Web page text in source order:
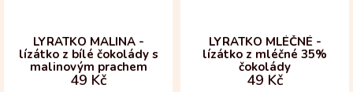
LYRATKO MALINA -
lízátko z bílé čokolády s
malinovým prachem
49 Kč
LYRATKO MLÉČNÉ -
lízátko z mléčné 35%
čokolády
49 Kč